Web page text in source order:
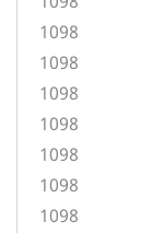
1098
1098
1098
1098
1098
1098
1098